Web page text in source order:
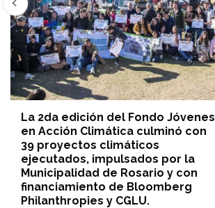
La 2da edición del Fondo Jóvenes
en Acción Climática culminó con
39 proyectos climáticos
ejecutados, impulsados por la
Municipalidad de Rosario y con
financiamiento de Bloomberg
Philanthropies y CGLU.